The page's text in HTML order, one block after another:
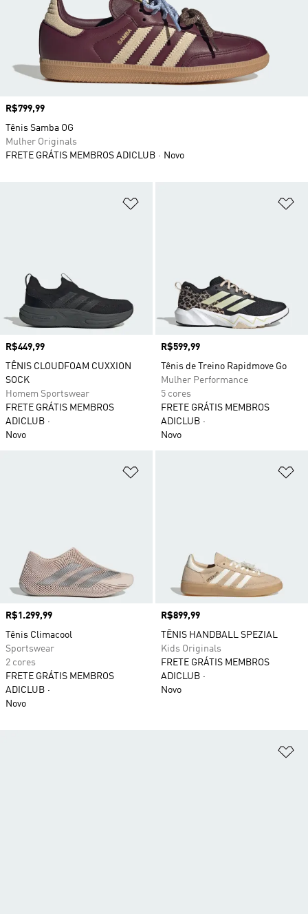
Preço
R$449,99
TÊNIS CLOUDFOAM CUXXION
SOCK
Homem Sportswear
FRETE GRÁTIS MEMBROS
ADICLUB
Novo
Preço
R$599,99
Tênis de Treino Rapidmove Go
Mulher Performance
5 cores
FRETE GRÁTIS MEMBROS
ADICLUB
Novo
Preço
R$1.299,99
Tênis Climacool
Sportswear
2 cores
FRETE GRÁTIS MEMBROS
ADICLUB
Novo
Preço
R$899,99
TÊNIS HANDBALL SPEZIAL
Kids Originals
FRETE GRÁTIS MEMBROS
ADICLUB
Novo
Preço
R$799,99
Tênis Samba OG
Mulher Originals
FRETE GRÁTIS MEMBROS ADICLUB
Novo